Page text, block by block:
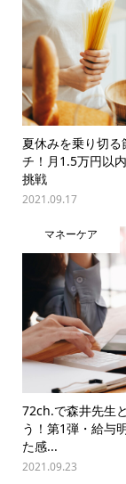
夏休みを乗り切る
チ！月1.5万円以
挑戦
2021.09.17
マネーケア
72ch.で森井先生
う！第1弾・給与
た感...
2021.09.23